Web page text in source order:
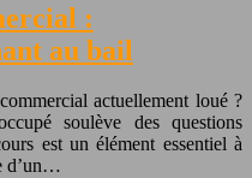
:
au bail
actuellement loué ?
soulève des questions
est un élément essentiel à
d’un…